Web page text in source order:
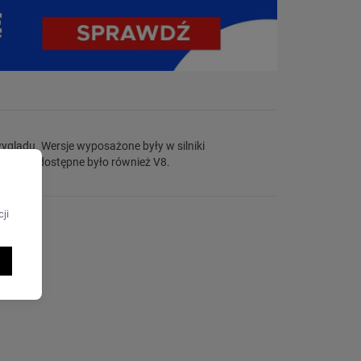
wersji dostępne było również V8.